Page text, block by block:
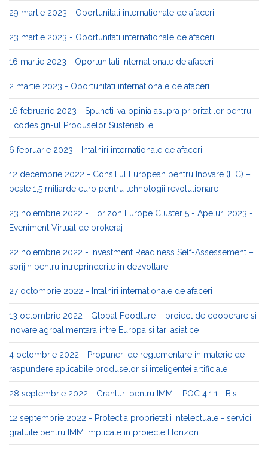
29 martie 2023 - Oportunitati internationale de afaceri
23 martie 2023 - Oportunitati internationale de afaceri
16 martie 2023 - Oportunitati internationale de afaceri
2 martie 2023 - Oportunitati internationale de afaceri
16 februarie 2023 - Spuneti-va opinia asupra prioritatilor pentru
Ecodesign-ul Produselor Sustenabile!
6 februarie 2023 - Intalniri internationale de afaceri
12 decembrie 2022 - Consiliul European pentru Inovare (EIC) –
peste 1,5 miliarde euro pentru tehnologii revolutionare
23 noiembrie 2022 - Horizon Europe Cluster 5 - Apeluri 2023 -
Eveniment Virtual de brokeraj
22 noiembrie 2022 - Investment Readiness Self-Assessement –
sprijin pentru intreprinderile in dezvoltare
27 octombrie 2022 - Intalniri internationale de afaceri
13 octombrie 2022 - Global Foodture – proiect de cooperare si
inovare agroalimentara intre Europa si tari asiatice
4 octombrie 2022 - Propuneri de reglementare in materie de
raspundere aplicabile produselor si inteligentei artificiale
28 septembrie 2022 - Granturi pentru IMM – POC 4.1.1.- Bis
12 septembrie 2022 - Protectia proprietatii intelectuale - servicii
gratuite pentru IMM implicate in proiecte Horizon